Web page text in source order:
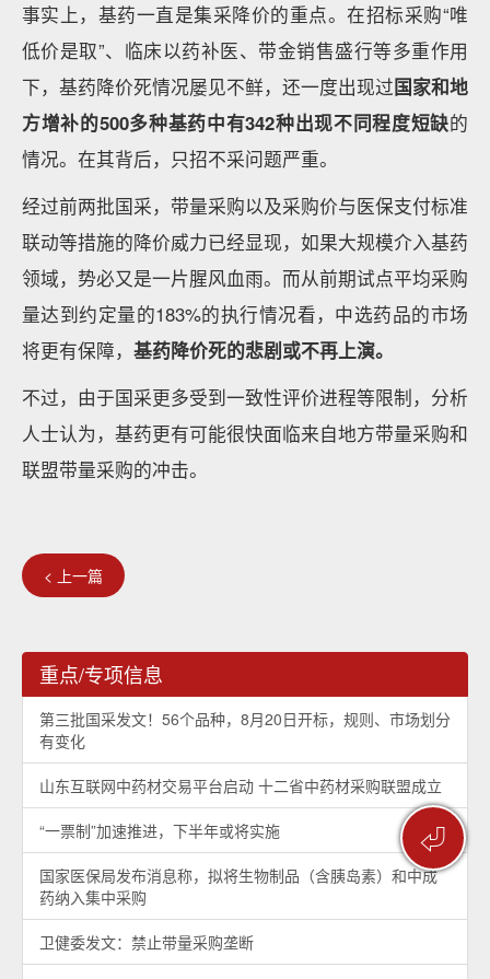
⏎
事实上，基药一直是集采降价的重点。在招标采购“唯
低价是取”、临床以药补医、带金销售盛行等多重作用
下，基药降价死情况屡见不鲜，还一度出现过国家和地
方增补的500多种基药中有342种出现不同程度短缺的
情况。在其背后，只招不采问题严重。
经过前两批国采，带量采购以及采购价与医保支付标准
联动等措施的降价威力已经显现，如果大规模介入基药
领域，势必又是一片腥风血雨。而从前期试点平均采购
量达到约定量的183%的执行情况看，中选药品的市场
将更有保障， 基药降价死的悲剧或不再上演。
不过，由于国采更多受到一致性评价进程等限制，分析
人士认为，基药更有可能很快面临来自地方带量采购和
联盟带量采购的冲击。
< 上一篇
重点/专项信息
第三批国采发文！56个品种，8月20日开标，规则、市场划分
有变化
山东互联网中药材交易平台启动 十二省中药材采购联盟成立
“一票制”加速推进，下半年或将实施
国家医保局发布消息称，拟将生物制品（含胰岛素）和中成
药纳入集中采购
卫健委发文：禁止带量采购垄断